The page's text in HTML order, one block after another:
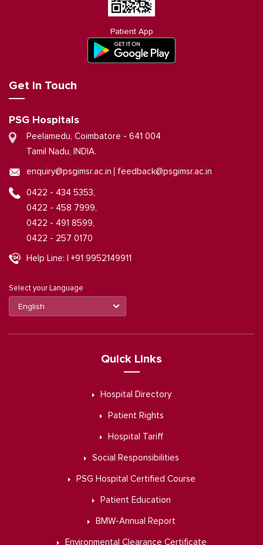
Patient App
Get in Touch
PSG Hospitals
Peelamedu, Coimbatore - 641 004
Tamil Nadu, INDIA.
enquiry@psgimsr.ac.in feedback@psgimsr.ac.in
0422 - 434 5353,
0422 - 458 7999,
0422 - 491 8599,
0422 - 257 0170
Help Line: | +91 9952149911
Select your Language
Quick Links
Hospital Directory
Patient Rights
Hospital Tariff
Social Responsibilities
PSG Hospital Certified Course
Patient Education
BMW-Annual Report
Environmental Clearance Certificate